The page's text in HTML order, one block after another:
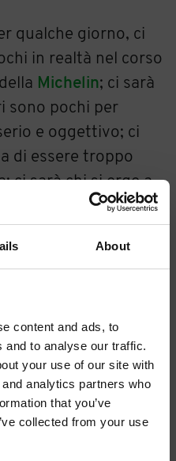
About
content and ads, to
and to analyse our traffic.
your use of our site with
analytics partners who
that you’ve
collected from your use
qualche giorno, ci
in realtà nel corso
Michelin; ci sarà
sono pochi per
e oggettivo; ci
di essere troppo
ci sarà chi si erge a
nel totoscommesse
sarà chi parla a
persone che, pur
in questi ristoranti,
rimane l’unica
diOsterie d’Italia di